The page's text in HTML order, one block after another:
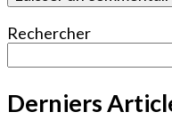
Rechercher
Derniers